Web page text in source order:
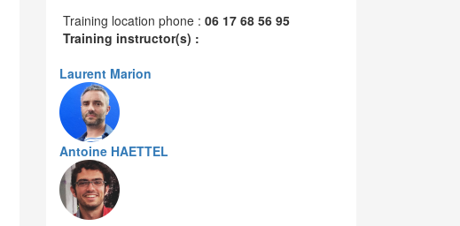
Training location phone : 06 17 68 56 95
Training instructor(s) :
Laurent Marion
Antoine HAETTEL